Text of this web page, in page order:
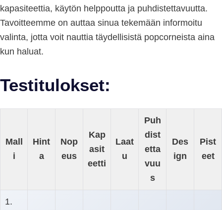
kapasiteettia, käytön helppoutta ja puhdistettavuutta.
Tavoitteemme on auttaa sinua tekemään informoitu
valinta, jotta voit nauttia täydellisistä popcorneista aina
kun haluat.
Testitulokset:
Mall
i
Hint
a
Nop
eus
Kap
asit
eetti
Laat
u
Puh
dist
etta
vuu
s
Des
ign
Pist
eet
1.